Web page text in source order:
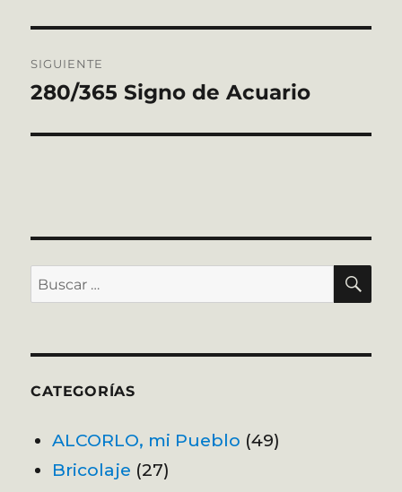
SIGUIENTE
Entrada
280/365 Signo de Acuario
Buscar
por:
CATEGORÍAS
ALCORLO, mi Pueblo (49)
Bricolaje (27)